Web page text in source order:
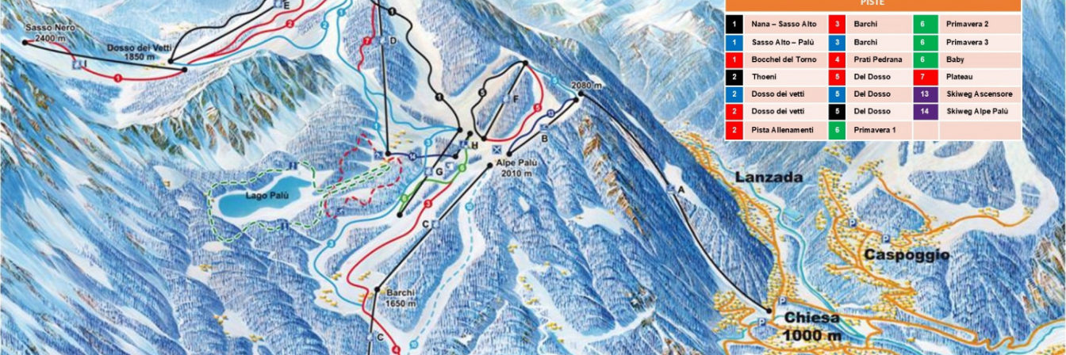
Pendenza media: Thoeni 55%, Nana 50%, Avanzi Motta 37%
Piste servite da innevamento programmato: 40km
Dislivello sciabile su un unico versante: 900mt
Piste di fondo
37 km totali di piste di fondo:
Lago Palù: 7 km
S. Giuseppe - Sabbionaccio: 4 km
S. Giuseppe - Carotte: 6 km
Senevedo: 8 km
Chiareggio - Pian del Lupo: 12 km
Lanzada - loc. Pradasc: 1,2 km (illuminata anche la sera
dalle 17:30 alle 23:00, neve naturale e artificiale).
PUNTI DI RISTORO NELLA SKI AREA